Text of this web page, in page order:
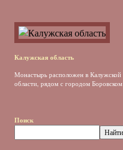
Калужская область
Монастырь расположен в Калужской
области, рядом с городом Боровском
Поиск